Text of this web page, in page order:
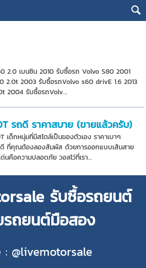
2.0 เบนซิน 2010 รับซื้อรถ Volvo S80 2001
2.0t 2003 รับซื้อรถVolvo s60 drivE 1.6 2013
2004 รับซื้อรถVolv...
รถดี ราคาสบาย (ขายแล้วครับ)
เด็กหนุ่มที่มีสไตล์เป็นของตัวเอง ราคาเบาๆ
ดี ที่คุณต้องลองสัมผัส ด้วยการออกแบบเส้นสาย
นคือความปลอดภัย วอลโว่ที่เรา...
รับซื้อรถยนต์
รถยนต์มือสอง
: @livemotorsale